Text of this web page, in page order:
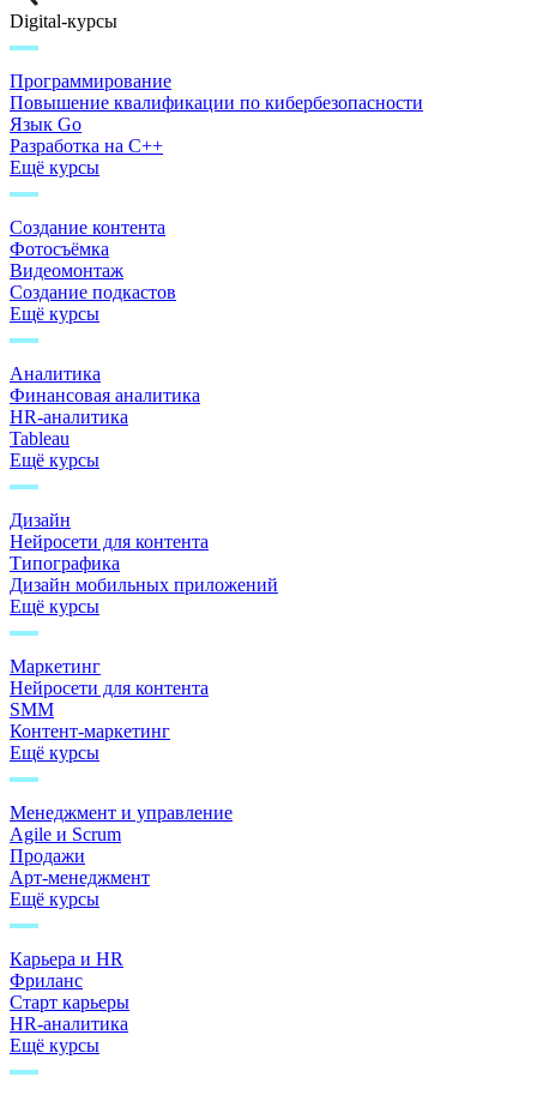
Digital-курсы
Программирование
Повышение квалификации по кибербезопасности
Язык Go
Разработка на C++
Ещё курсы
Создание контента
Фотосъёмка
Видеомонтаж
Создание подкастов
Ещё курсы
Аналитика
Финансовая аналитика
HR-аналитика
Tableau
Ещё курсы
Дизайн
Нейросети для контента
Типографика
Дизайн мобильных приложений
Ещё курсы
Маркетинг
Нейросети для контента
SMM
Контент-маркетинг
Ещё курсы
Менеджмент и управление
Agile и Scrum
Продажи
Арт-менеджмент
Ещё курсы
Карьера и HR
Фриланс
Старт карьеры
HR-аналитика
Ещё курсы